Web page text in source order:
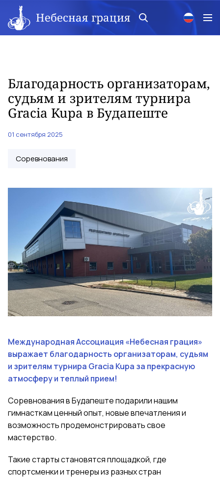
Небесная грация
Благодарность организаторам,
судьям и зрителям турнира
Gracia Kupa в Будапеште
01 сентября 2025
Соревнования
Международная Ассоциация «Небесная грация»
выражает благодарность организаторам, судьям
и зрителям турнира Gracia Kupa за прекрасную
атмосферу и теплый прием!
Соревнования в Будапеште подарили нашим
гимнасткам ценный опыт, новые впечатления и
возможность продемонстрировать свое
мастерство.
Такие старты становятся площадкой, где
спортсменки и тренеры из разных стран